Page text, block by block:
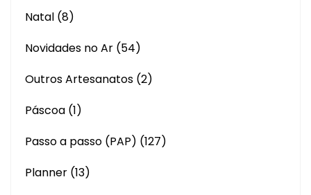
Natal (8)
Novidades no Ar (54)
Outros Artesanatos (2)
Páscoa (1)
Passo a passo (PAP) (127)
Planner (13)